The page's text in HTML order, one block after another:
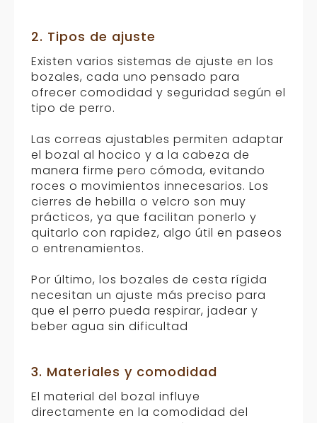
2. Tipos de ajuste
Existen varios sistemas de ajuste en los
bozales, cada uno pensado para
ofrecer comodidad y seguridad según el
tipo de perro.
Las correas ajustables permiten adaptar
el bozal al hocico y a la cabeza de
manera firme pero cómoda, evitando
roces o movimientos innecesarios. Los
cierres de hebilla o velcro son muy
prácticos, ya que facilitan ponerlo y
quitarlo con rapidez, algo útil en paseos
o entrenamientos.
Por último, los bozales de cesta rígida
necesitan un ajuste más preciso para
que el perro pueda respirar, jadear y
beber agua sin dificultad
3. Materiales y comodidad
El material del bozal influye
directamente en la comodidad del